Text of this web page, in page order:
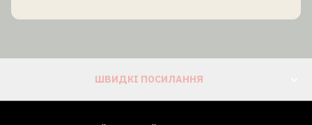
ШВИДКІ ПОСИЛАННЯ